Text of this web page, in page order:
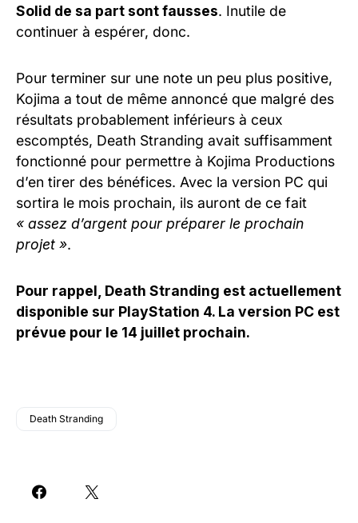
Solid de sa part sont fausses. Inutile de
continuer à espérer, donc.
Pour terminer sur une note un peu plus positive,
Kojima a tout de même annoncé que malgré des
résultats probablement inférieurs à ceux
escomptés, Death Stranding avait suffisamment
fonctionné pour permettre à Kojima Productions
d’en tirer des bénéfices. Avec la version PC qui
sortira le mois prochain, ils auront de ce fait
« assez d’argent pour préparer le prochain
projet ».
Pour rappel, Death Stranding est actuellement
disponible sur PlayStation 4. La version PC est
prévue pour le 14 juillet prochain.
Death Stranding